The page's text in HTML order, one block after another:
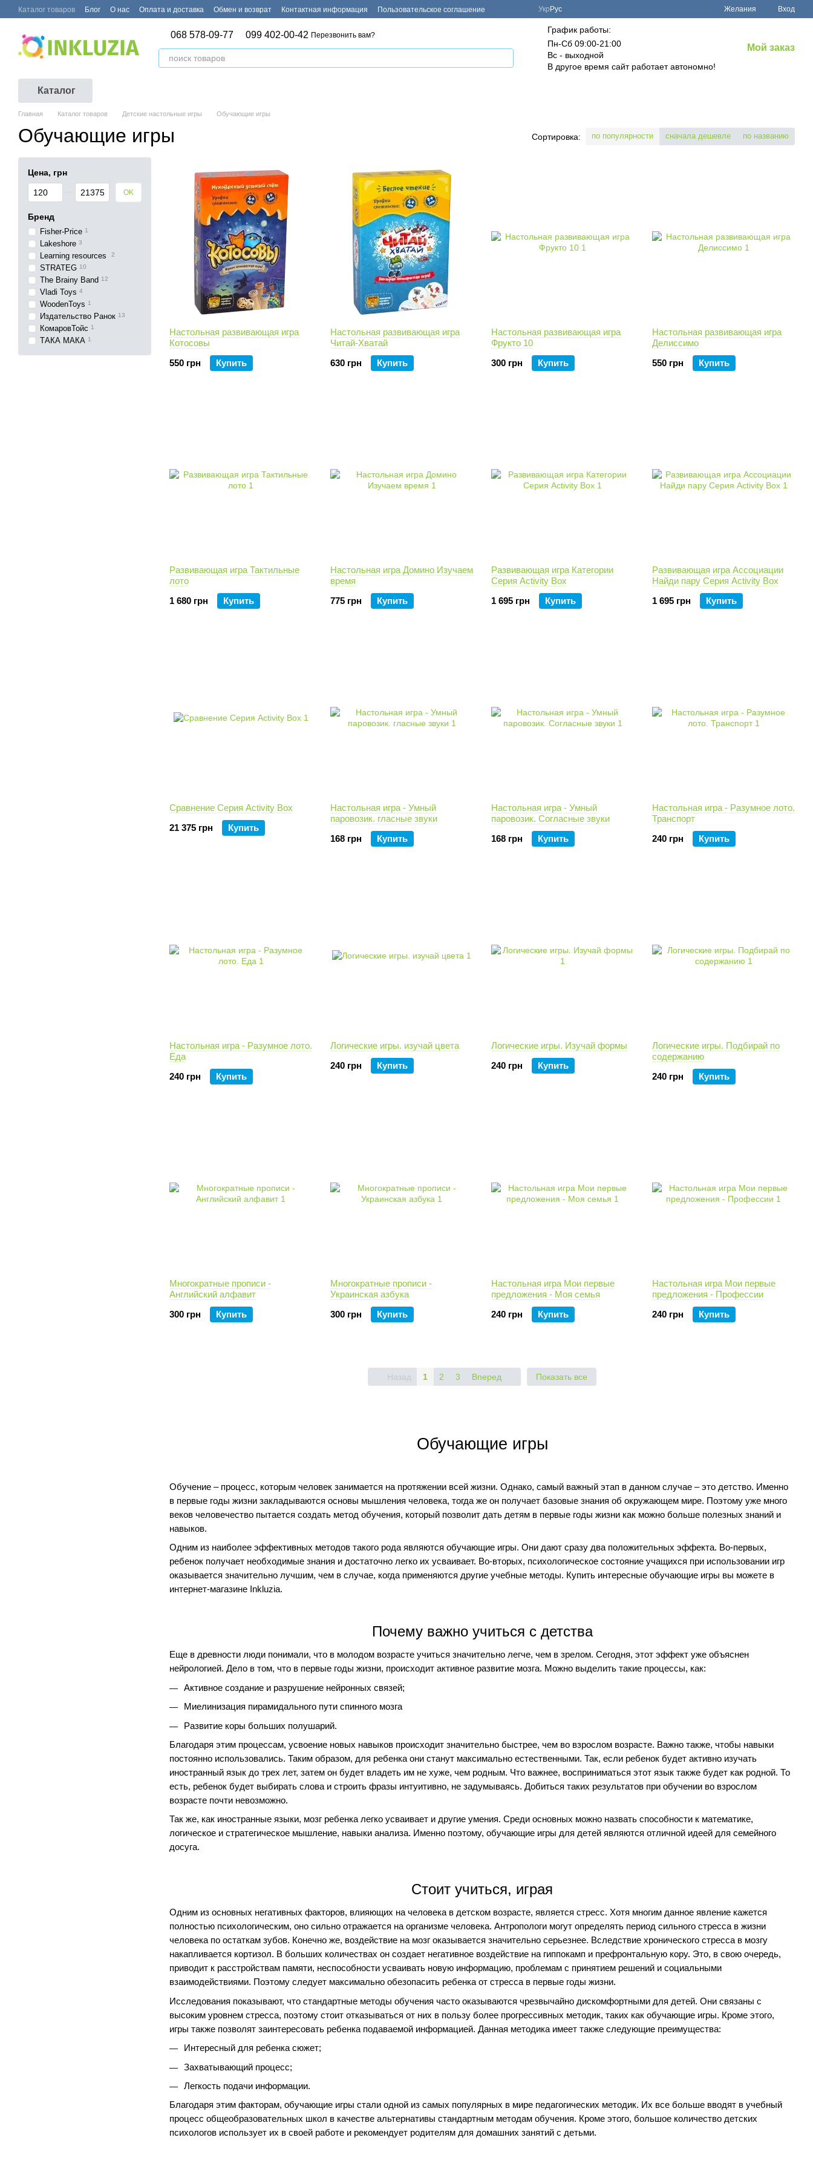
Перейти к основному контенту
Каталог товаров Блог О нас Оплата и доставка Обмен и возврат Контактная информация Пользовательское соглашение Укр Рус Желания Вход
068 578-09-77 099 402-00-42 Перезвонить вам?
График работы:
Пн-Сб 09:00-21:00
Вс - выходной
В другое время сайт работает автономно!
Мой заказ
Каталог
Главная Каталог товаров Детские настольные игры Обучающие игры
Обучающие игры Сортировка: по популярности сначала дешевле по названию
Обучающие игры
Обучение – процесс, которым человек занимается на протяжении всей жизни. Однако, самый важный этап в данном случае – это детство. Именно
в первые годы жизни закладываются основы мышления человека, тогда же он получает базовые знания об окружающем мире. Поэтому уже много
веков человечество пытается создать метод обучения, который позволит дать детям в первые годы жизни как можно больше полезных знаний и
навыков.
Одним из наиболее эффективных методов такого рода являются обучающие игры. Они дают сразу два положительных эффекта. Во-первых,
ребенок получает необходимые знания и достаточно легко их усваивает. Во-вторых, психологическое состояние учащихся при использовании игр
оказывается значительно лучшим, чем в случае, когда применяются другие учебные методы. Купить интересные обучающие игры вы можете в
интернет-магазине Inkluzia.
Почему важно учиться с детства
Еще в древности люди понимали, что в молодом возрасте учиться значительно легче, чем в зрелом. Сегодня, этот эффект уже объяснен
нейрологией. Дело в том, что в первые годы жизни, происходит активное развитие мозга. Можно выделить такие процессы, как:
Активное создание и разрушение нейронных связей;
Миелинизация пирамидального пути спинного мозга
Развитие коры больших полушарий.
Благодаря этим процессам, усвоение новых навыков происходит значительно быстрее, чем во взрослом возрасте. Важно также, чтобы навыки
постоянно использовались. Таким образом, для ребенка они станут максимально естественными. Так, если ребенок будет активно изучать
иностранный язык до трех лет, затем он будет владеть им не хуже, чем родным. Что важнее, восприниматься этот язык также будет как родной. То
есть, ребенок будет выбирать слова и строить фразы интуитивно, не задумываясь. Добиться таких результатов при обучении во взрослом
возрасте почти невозможно.
Так же, как иностранные языки, мозг ребенка легко усваивает и другие умения. Среди основных можно назвать способности к математике,
логическое и стратегическое мышление, навыки анализа. Именно поэтому, обучающие игры для детей являются отличной идеей для семейного
досуга.
Стоит учиться, играя
Одним из основных негативных факторов, влияющих на человека в детском возрасте, является стресс. Хотя многим данное явление кажется
полностью психологическим, оно сильно отражается на организме человека. Антропологи могут определять период сильного стресса в жизни
человека по остаткам зубов. Конечно же, воздействие на мозг оказывается значительно серьезнее. Вследствие хронического стресса в мозгу
накапливается кортизол. В больших количествах он создает негативное воздействие на гиппокамп и префронтальную кору. Это, в свою очередь,
приводит к расстройствам памяти, неспособности усваивать новую информацию, проблемам с принятием решений и социальными
взаимодействиями. Поэтому следует максимально обезопасить ребенка от стресса в первые годы жизни.
Исследования показывают, что стандартные методы обучения часто оказываются чрезвычайно дискомфортными для детей. Они связаны с
высоким уровнем стресса, поэтому стоит отказываться от них в пользу более прогрессивных методик, таких как обучающие игры. Кроме этого,
игры также позволят заинтересовать ребенка подаваемой информацией. Данная методика имеет также следующие преимущества:
Интересный для ребенка сюжет;
Захватывающий процесс;
Легкость подачи информации.
Благодаря этим факторам, обучающие игры стали одной из самых популярных в мире педагогических методик. Их все больше вводят в учебный
процесс общеобразовательных школ в качестве альтернативы стандартным методам обучения. Кроме этого, большое количество детских
психологов использует их в своей работе и рекомендует родителям для домашних занятий с детьми.
Настольная развивающая игра
Котосовы
550 грн
Купить
Настольная развивающая игра
Читай-Хватай
630 грн
Купить
Настольная развивающая игра
Фрукто 10
300 грн
Купить
Настольная развивающая игра
Делиссимо
550 грн
Купить
Развивающая игра Тактильные
лото
1 680 грн
Купить
Настольная игра Домино Изучаем
время
775 грн
Купить
Развивающая игра Категории
Серия Activity Box
1 695 грн
Купить
Развивающая игра Ассоциации
Найди пару Серия Activity Box
1 695 грн
Купить
Сравнение Серия Activity Box
21 375 грн
Купить
Настольная игра - Умный
паровозик. гласные звуки
168 грн
Купить
Настольная игра - Умный
паровозик. Согласные звуки
168 грн
Купить
Настольная игра - Разумное лото.
Транспорт
240 грн
Купить
Настольная игра - Разумное лото.
Еда
240 грн
Купить
Логические игры. изучай цвета
240 грн
Купить
Логические игры. Изучай формы
240 грн
Купить
Логические игры. Подбирай по
содержанию
240 грн
Купить
Многократные прописи -
Английский алфавит
300 грн
Купить
Многократные прописи -
Украинская азбука
300 грн
Купить
Настольная игра Мои первые
предложения - Моя семья
240 грн
Купить
Настольная игра Мои первые
предложения - Профессии
240 грн
Купить
Назад 1 2 3 Вперед Показать все
Цена, грн
От Цена, грн
До Цена, грн OK
Бренд
Fisher-Price 1
Lakeshore 3
Learning resources 2
STRATEG 10
The Brainy Band 12
Vladi Toys 4
WoodenToys 1
Издательство Ранок 13
КомаровТойс 1
ТАКА МАКА 1